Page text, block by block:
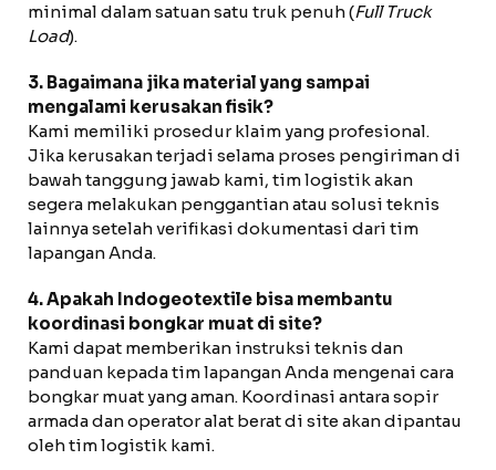
minimal dalam satuan satu truk penuh (Full Truck
Load).
3. Bagaimana jika material yang sampai
mengalami kerusakan fisik?
Kami memiliki prosedur klaim yang profesional.
Jika kerusakan terjadi selama proses pengiriman di
bawah tanggung jawab kami, tim logistik akan
segera melakukan penggantian atau solusi teknis
lainnya setelah verifikasi dokumentasi dari tim
lapangan Anda.
4. Apakah Indogeotextile bisa membantu
koordinasi bongkar muat di site?
Kami dapat memberikan instruksi teknis dan
panduan kepada tim lapangan Anda mengenai cara
bongkar muat yang aman. Koordinasi antara sopir
armada dan operator alat berat di site akan dipantau
oleh tim logistik kami.